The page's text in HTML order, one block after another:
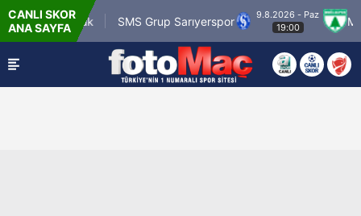
CANLI SKOR
ANA SAYFA
Karagümrük SMS Grup Sarıyerspor
9.8.2026 - Paz
19:00